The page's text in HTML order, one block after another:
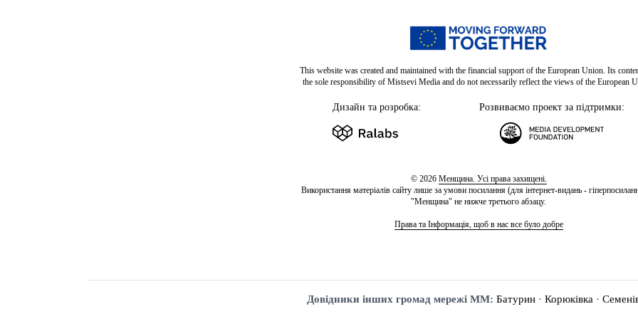
This website was created and maintained with the financial support of the European Union. Its
the sole responsibility of Mistsevi Media and do not necessarily reflect the views of the European
Дизайн та розробка: Розвиваємо проект за підтримки:
© 2026 Менщина. Усі права захищені.
Використання матеріалів сайту лише за умови посилання (для інтернет-видань -
"Менщина" не нижче третього абзацу.
Права та Інформація, щоб в нас все було добре
Довідники інших громад мережі ММ: Батурин · Корюківка ·